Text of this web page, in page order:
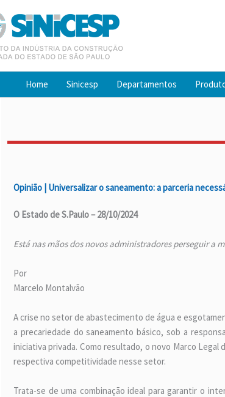
Home Sinicesp Departamentos
Opinião | Universalizar o saneamento: a parceria
O Estado de S.Paulo – 28/10/2024
Está nas mãos dos novos administradores perseguir a
Por
Marcelo Montalvão
A crise no setor de abastecimento de água e
a precariedade do saneamento básico, sob a
iniciativa privada. Como resultado, o novo Marco Legal
respectiva competitividade nesse setor.
Trata-se de uma combinação ideal para garantir o